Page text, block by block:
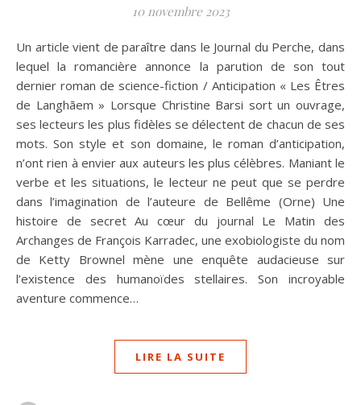
10 novembre 2023
Un article vient de paraître dans le Journal du Perche, dans
lequel la romancière annonce la parution de son tout
dernier roman de science-fiction / Anticipation « Les Êtres
de Langhãem » Lorsque Christine Barsi sort un ouvrage,
ses lecteurs les plus fidèles se délectent de chacun de ses
mots. Son style et son domaine, le roman d’anticipation,
n’ont rien à envier aux auteurs les plus célèbres. Maniant le
verbe et les situations, le lecteur ne peut que se perdre
dans l’imagination de l’auteure de Bellême (Orne) Une
histoire de secret Au cœur du journal Le Matin des
Archanges de François Karradec, une exobiologiste du nom
de Ketty Brownel mène une enquête audacieuse sur
l’existence des humanoïdes stellaires. Son incroyable
aventure commence…
LIRE LA SUITE